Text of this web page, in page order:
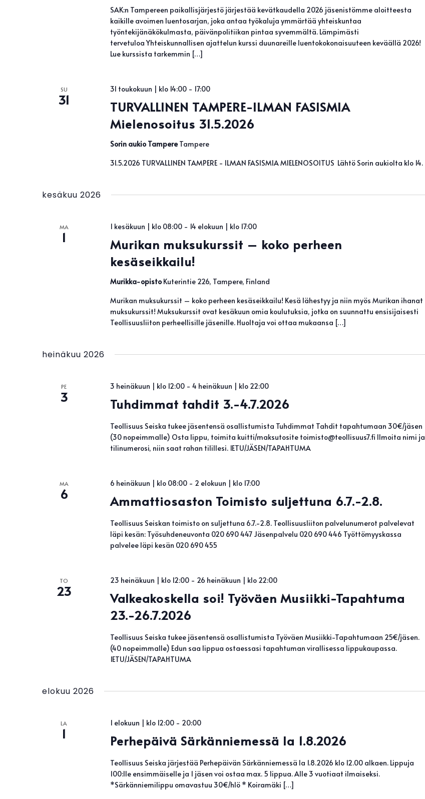
SAK:n Tampereen paikallisjärjestö järjestää kevätkaudella 2026 jäsenistömme aloitteesta
kaikille avoimen luentosarjan, joka antaa työkaluja ymmärtää yhteiskuntaa
työntekijänäkökulmasta, päivänpolitiikan pintaa syvemmältä. Lämpimästi
tervetuloa Yhteiskunnallisen ajattelun kurssi duunareille luentokokonaisuuteen keväällä 2026!
Lue kurssista tarkemmin […]
SU
31
TURVALLINEN TAMPERE-ILMAN FASISMIA
Mielenosoitus 31.5.2026
31 toukokuun | klo 14:00- 17:00
Sorin aukio TampereTampere
31.5.2026 TURVALLINEN TAMPERE - ILMAN FASISMIA MIELENOSOITUS Lähtö Sorin aukiolta klo 14.
kesäkuu 2026
MA
1
Murikan muksukurssit – koko perheen
kesäseikkailu!
1 kesäkuun | klo 08:00- 14 elokuun | klo 17:00
Murikka-opisto Kuterintie 226, Tampere, Finland
Murikan muksukurssit – koko perheen kesäseikkailu! Kesä lähestyy ja niin myös Murikan ihanat
muksukurssit! Muksukurssit ovat kesäkuun omia koulutuksia, jotka on suunnattu ensisijaisesti
Teollisuusliiton perheellisille jäsenille. Huoltaja voi ottaa mukaansa […]
heinäkuu 2026
PE
3 Tuhdimmat tahdit 3.-4.7.2026
3 heinäkuun | klo 12:00- 4 heinäkuun | klo 22:00
Teollisuus Seiska tukee jäsentensä osallistumista Tuhdimmat Tahdit tapahtumaan 30€/jäsen
(30 nopeimmalle) Osta lippu, toimita kuitti/maksutosite toimisto@teollisuus7.fi Ilmoita nimi ja
tilinumerosi, niin saat rahan tilillesi. 1ETU/JÄSEN/TAPAHTUMA
MA
6 Ammattiosaston Toimisto suljettuna 6.7.-2.8.
6 heinäkuun | klo 08:00- 2 elokuun | klo 17:00
Teollisuus Seiskan toimisto on suljettuna 6.7.-2.8. Teollisuusliiton palvelunumerot palvelevat
läpi kesän: Työsuhdeneuvonta 020 690 447 Jäsenpalvelu 020 690 446 Työttömyyskassa
palvelee läpi kesän 020 690 455
TO
23
Valkeakoskella soi! Työväen Musiikki-Tapahtuma
23.-26.7.2026
23 heinäkuun | klo 12:00- 26 heinäkuun | klo 22:00
Teollisuus Seiska tukee jäsentensä osallistumista Työväen Musiikki-Tapahtumaan 25€/jäsen.
(40 nopeimmalle) Edun saa lippua ostaessasi tapahtuman virallisessa lippukaupassa.
1ETU/JÄSEN/TAPAHTUMA
elokuu 2026
LA
1 Perhepäivä Särkänniemessä la 1.8.2026
1 elokuun | klo 12:00- 20:00
Teollisuus Seiska järjestää Perhepäivän Särkänniemessä la 1.8.2026 klo 12.00 alkaen. Lippuja
100:lle ensimmäiselle ja 1 jäsen voi ostaa max. 5 lippua. Alle 3 vuotiaat ilmaiseksi.
*Särkänniemilippu omavastuu 30€/hlö * Koiramäki […]